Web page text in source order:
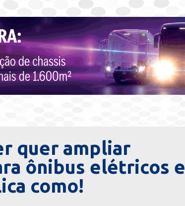
quer ampliar
ônibus elétricos e
como!